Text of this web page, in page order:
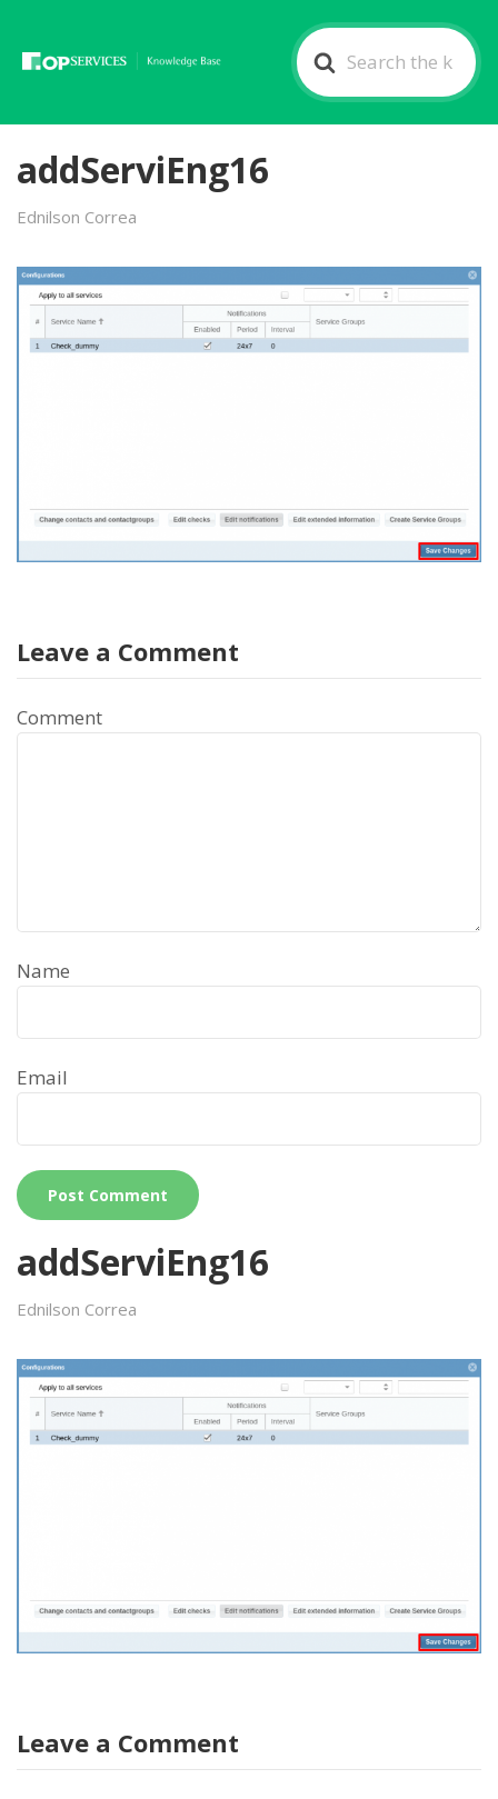
Search
For
addServiEng16
Ednilson Correa
Leave a Comment
Comment
Name
Email
addServiEng16
Ednilson Correa
Leave a Comment